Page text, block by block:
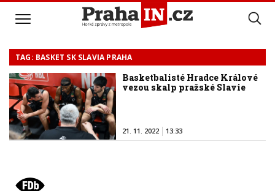
TAG: BASKET SK SLAVIA PRAHA
Basketbalisté Hradce Králové
vezou skalp pražské Slavie
21. 11. 2022 13:33